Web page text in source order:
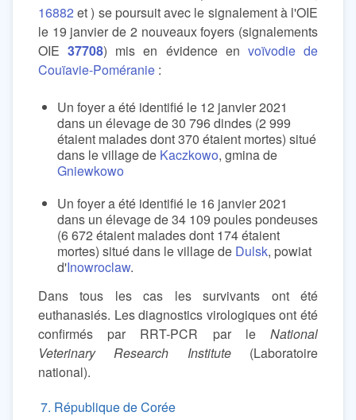
16882 et ) se poursuit avec le signalement à l'OIE
le 19 janvier de 2 nouveaux foyers (signalements
OIE37708) mis en évidence en voïvodie de
Couïavie-Poméranie :
Un foyer a été identifié le 12 janvier 2021
dans un élevage de 30 796 dindes (2 999
étaient malades dont 370 étaient mortes) situé
dans le village de Kaczkowo, gmina de
Gniewkowo
Un foyer a été identifié le 16 janvier 2021
dans un élevage de 34 109 poules pondeuses
(6 672 étaient malades dont 174 étaient
mortes) situé dans le village de Dulsk, powiat
d'Inowroclaw.
Dans tous les cas les survivants ont été
euthanasiés. Les diagnostics virologiques ont été
confirmés par RRT-PCR par le National
Veterinary Research Institute(Laboratoire
national).
7. République de Corée